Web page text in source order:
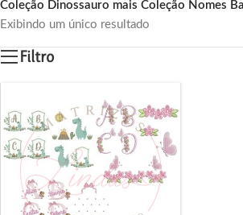
Coleção Dinossauro mais Coleção Nomes
Exibindo um único resultado
Filtro